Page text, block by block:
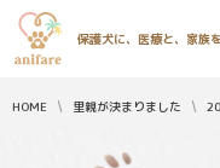
保護犬に、医療と、家族を
HOME 里親が決まりました